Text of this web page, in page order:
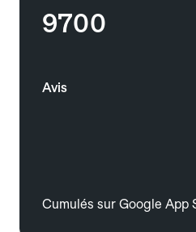
9700
Avis
Cumulés sur Google App